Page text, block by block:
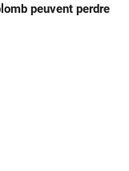
peuvent perdre